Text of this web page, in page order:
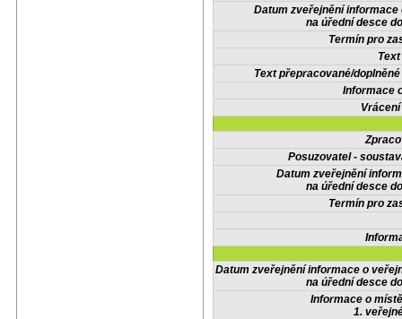
Datum zveřejnění informace
na úřední desce
Termín pro
Text přepracované/
Informace
Posuzovatel -
Datum zveřejnění
na úřední desce
Termín pro
Datum zveřejnění informace o
na úřední desce
Informace o
1.